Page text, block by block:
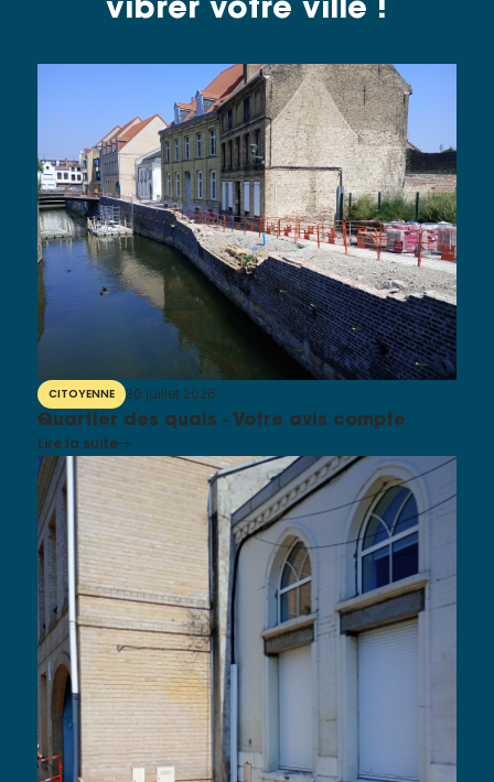
CITOYENNE
vibrer votre ville !
CITOYENNE 30 juillet 2026
Quartier des quais - Votre avis compte
Lire la suite